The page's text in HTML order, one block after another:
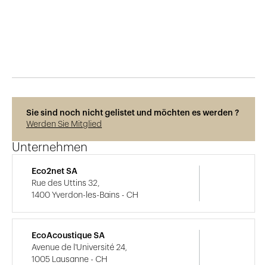
Sie sind noch nicht gelistet und möchten es werden ?
Werden Sie Mitglied
Unternehmen
Eco2net SA
Rue des Uttins 32,
1400 Yverdon-les-Bains - CH
EcoAcoustique SA
Avenue de l'Université 24,
1005 Lausanne - CH